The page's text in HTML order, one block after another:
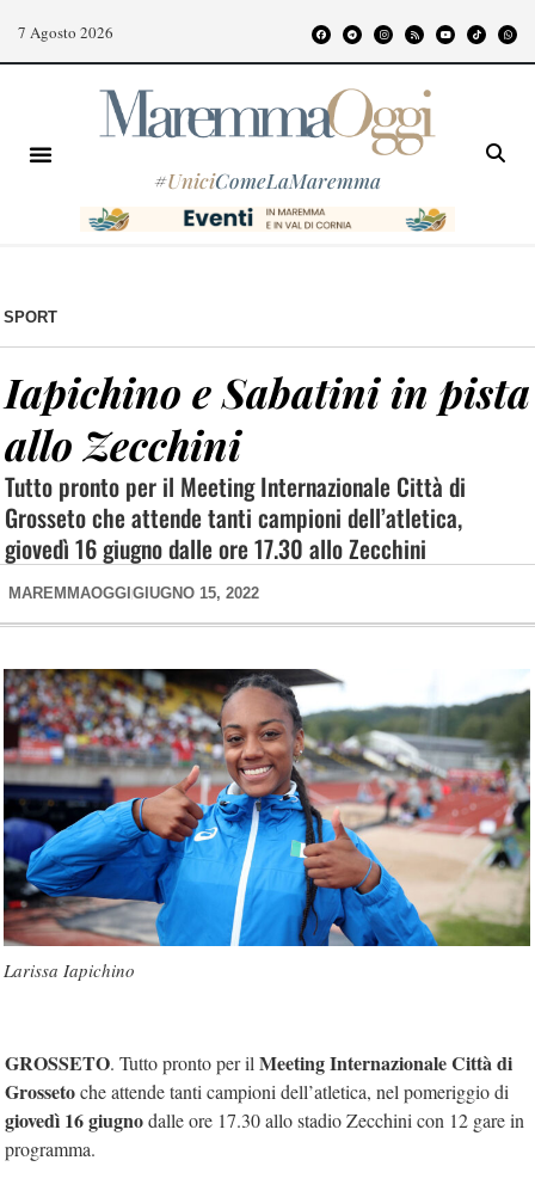
7 Agosto 2026
#UniciComeLaMaremma
SPORT
Iapichino e Sabatini in pista
allo Zecchini
Tutto pronto per il Meeting Internazionale Città di
Grosseto che attende tanti campioni dell’atletica,
giovedì 16 giugno dalle ore 17.30 allo Zecchini
MAREMMAOGGI GIUGNO 15, 2022
Larissa Iapichino
GROSSETO. Tutto pronto per il Meeting Internazionale Città di
Grossetoche attende tanti campioni dell’atletica, nel pomeriggio di
giovedì 16 giugnodalle ore 17.30 allo stadio Zecchini con 12 gare in
programma.